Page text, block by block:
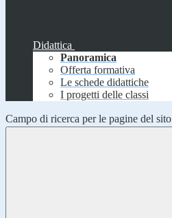
Didattica
Panoramica
Offerta formativa
Le schede didattiche
I progetti delle classi
Campo di ricerca per le pagine del sito